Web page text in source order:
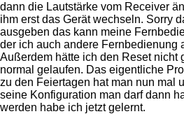
dann die Lautstärke vom Receiver
ihm erst das Gerät wechseln. Sorry
ausgeben das kann meine
der ich auch andere Fernbedienung
Außerdem hätte ich den Reset nicht
normal gelaufen. Das eigentliche
zu den Feiertagen hat man nun mal
seine Konfiguration man darf dann
werden habe ich jetzt gelernt.